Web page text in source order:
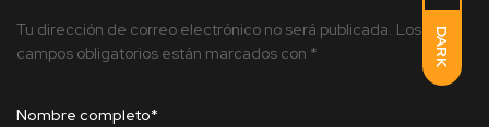
DARK
Tu dirección de correo electrónico no será publicada. Los
campos obligatorios están marcados con *
Nombre completo*